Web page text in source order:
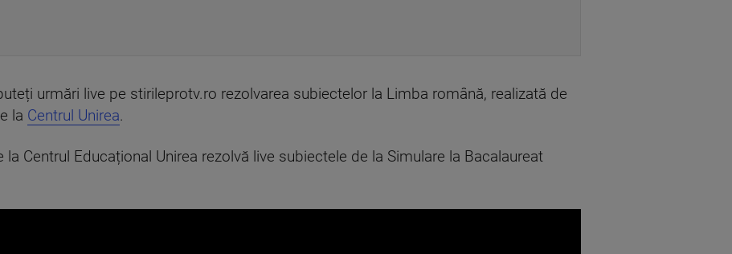
urmări live pe stirileprotv.ro rezolvarea subiectelor la Limba română, realizată de
la Centrul Unirea.
Centrul Educațional Unirea rezolvă live subiectele de la Simulare la Bacalaureat